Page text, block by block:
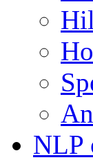
NLP